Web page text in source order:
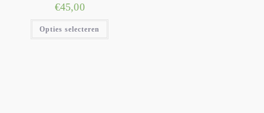
€45,00
Opties selecteren